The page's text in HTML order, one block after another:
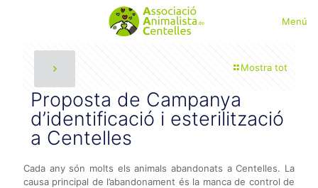
Menú
Mostra tot
Proposta de Campanya
d’identificació i esterilització
a Centelles
Cada any són molts els animals abandonats a Centelles. La
causa principal de l’abandonament és la manca de control de